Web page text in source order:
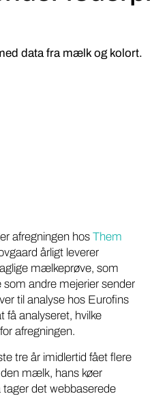
data fra mælk og kolort.
afregningen hos Them
årligt leverer
mælkeprøve, som
som andre mejerier sender
til analyse hos Eurofins
få analyseret, hvilke
afregningen.
tre år imidlertid fået flere
mælk, hans køer
tager det webbaserede